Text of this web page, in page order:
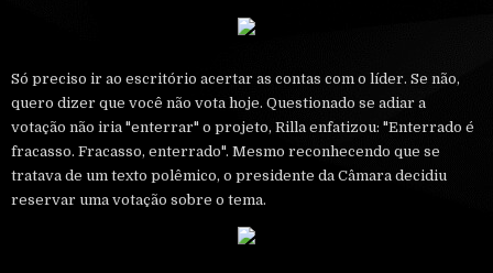
Só preciso ir ao escritório acertar as contas com o líder. Se não,
quero dizer que você não vota hoje. Questionado se adiar a
votação não iria "enterrar" o projeto, Rilla enfatizou: "Enterrado é
fracasso. Fracasso, enterrado". Mesmo reconhecendo que se
tratava de um texto polêmico, o presidente da Câmara decidiu
reservar uma votação sobre o tema.